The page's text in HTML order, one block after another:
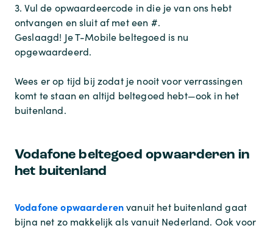
3. Vul de opwaardeercode in die je van ons hebt
ontvangen en sluit af met een #.
Geslaagd! Je T-Mobile beltegoed is nu
opgewaardeerd.
Wees er op tijd bij zodat je nooit voor verrassingen
komt te staan en altijd beltegoed hebt—ook in het
buitenland.
Vodafone beltegoed opwaarderen in
het buitenland
Vodafone opwaarderenvanuit het buitenland gaat
bijna net zo makkelijk als vanuit Nederland. Ook voor